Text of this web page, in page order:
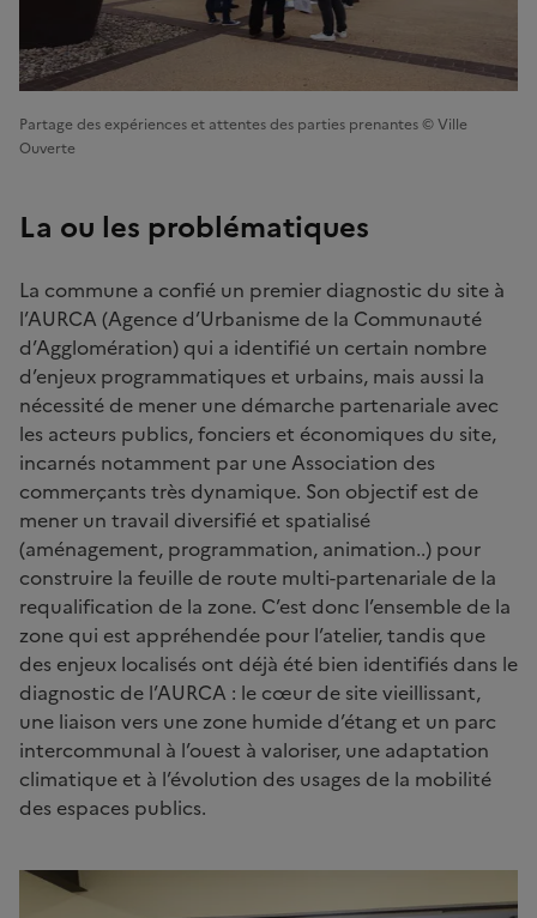
Partage des expériences et attentes des parties prenantes © Ville
Ouverte
La ou les problématiques
La commune a confié un premier diagnostic du site à
l’AURCA (Agence d’Urbanisme de la Communauté
d’Agglomération) qui a identifié un certain nombre
d’enjeux programmatiques et urbains, mais aussi la
nécessité de mener une démarche partenariale avec
les acteurs publics, fonciers et économiques du site,
incarnés notamment par une Association des
commerçants très dynamique. Son objectif est de
mener un travail diversifié et spatialisé
(aménagement, programmation, animation..) pour
construire la feuille de route multi-partenariale de la
requalification de la zone. C’est donc l’ensemble de la
zone qui est appréhendée pour l’atelier, tandis que
des enjeux localisés ont déjà été bien identifiés dans le
diagnostic de l’AURCA : le cœur de site vieillissant,
une liaison vers une zone humide d’étang et un parc
intercommunal à l’ouest à valoriser, une adaptation
climatique et à l’évolution des usages de la mobilité
des espaces publics.